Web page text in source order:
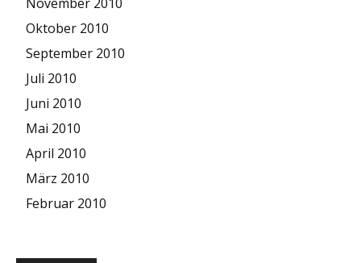
Oktober 2010
September 2010
Juli 2010
Juni 2010
Mai 2010
April 2010
März 2010
Februar 2010